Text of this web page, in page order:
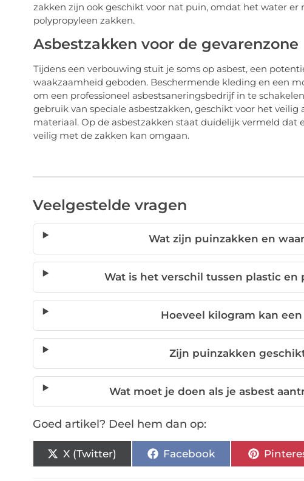
zakken zijn ook geschikt voor nat puin, omdat het water
polypropyleen zakken.
Asbestzakken voor de gevarenzone
Tijdens een verbouwing stuit je soms op asbest, een
waakzaamheid geboden. Beschermende kleding en een
om een professioneel asbestsaneringsbedrijf in te
gebruik van speciale asbestzakken, geschikt voor het
materiaal. Op de asbestzakken staat duidelijk vermeld dat
veilig met de zakken kan omgaan.
Veelgestelde vragen
Wat zijn puinzakken en
Wat is het verschil tussen plastic
Hoeveel kilogram kan
Zijn puinzakken
Wat moet je doen als je asbest
Goed artikel? Deel hem dan op:
X (Twitter) Facebook